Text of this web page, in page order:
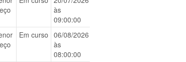
às
09:00:00
Em curso
06/08/2026
às
08:00:00